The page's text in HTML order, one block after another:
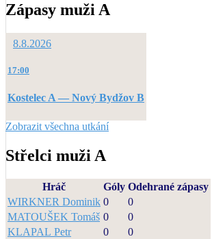
Zápasy muži A
8.8.2026
17:00
Kostelec A — Nový Bydžov B
Zobrazit všechna utkání
Střelci muži A
Hráč Góly Odehrané zápasy
WIRKNER Dominik 0
0
MATOUŠEK Tomáš 0
0
KLAPAL Petr
0
0